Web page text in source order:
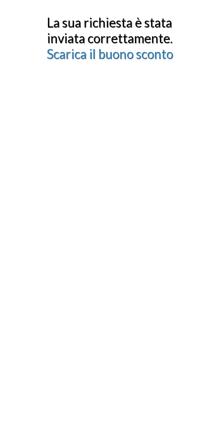
La sua richiesta è stata
inviata correttamente.
Scarica il buono sconto